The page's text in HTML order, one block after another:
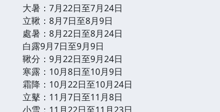
大暑：7月22日至7月24日
立鞦：8月7日至8月9日
處暑：8月22日至8月24日
白露9月7日至9月9日
鞦分：9月22日至9月24日
寒露：10月8日至10月9日
霜降：10月22日至10月24日
立鼕：11月7日至11月8日
小雪：11月22日至11月23日